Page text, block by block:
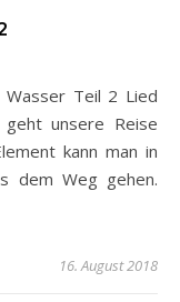
unsere Reise
kann man in
dem Weg gehen.
16. August 2018